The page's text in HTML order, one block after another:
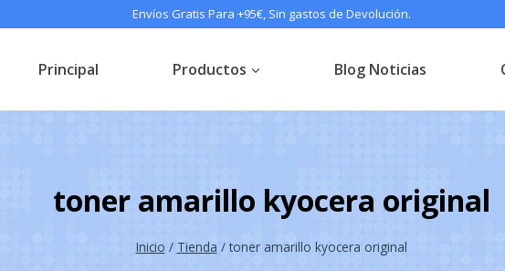
Envíos Gratis Para +95€, Sin gastos de Devolución.
Principal Productos Blog Noticias
toner amarillo kyocera original
Inicio / Tienda / toner amarillo kyocera original